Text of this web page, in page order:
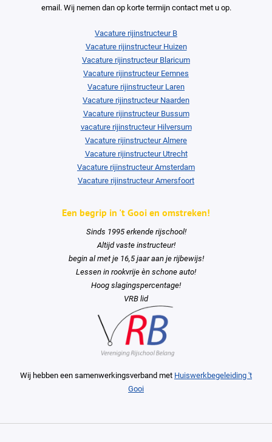
email. Wij nemen dan op korte termijn contact met u op.
Vacature rijinstructeur B
Vacature rijinstructeur Huizen
Vacature rijinstructeur Blaricum
Vacature rijinstructeur Eemnes
Vacature rijinstructeur Laren
Vacature rijinstructeur Naarden
Vacature rijinstructeur Bussum
vacature rijinstructeur Hilversum
Vacature rijinstructeur Almere
Vacature rijinstructeur Utrecht
Vacature rijinstructeur Amsterdam
Vacature rijinstructeur Amersfoort
Een begrip in 't Gooi en omstreken!
Sinds 1995 erkende rijschool!
Altijd vaste instructeur!
begin al met je 16,5 jaar aan je rijbewijs!
Lessen in rookvrije èn schone auto!
Hoog slagingspercentage!
VRB lid
Wij hebben een samenwerkingsverband met Huiswerkbegeleiding 't
Gooi